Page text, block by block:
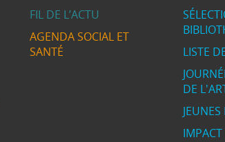
FIL DE L’ACTU
AGENDA SOCIAL ET
SANTÉ
LISTE
DE
IMPACT